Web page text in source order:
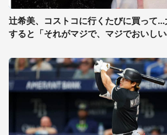
辻希美、コストコに行くたびに買って
すると「それがマジで、マジでおいしい